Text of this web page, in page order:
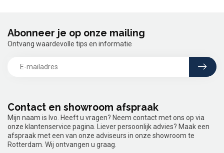
Contact en showroom afspraak
Mijn naam is Ivo. Heeft u vragen? Neem contact met ons op via
onze klantenservice pagina. Liever persoonlijk advies? Maak een
afspraak met een van onze adviseurs in onze showroom te
Rotterdam. Wij ontvangen u graag.
Abonneer je op onze mailing
Ontvang waardevolle tips en informatie